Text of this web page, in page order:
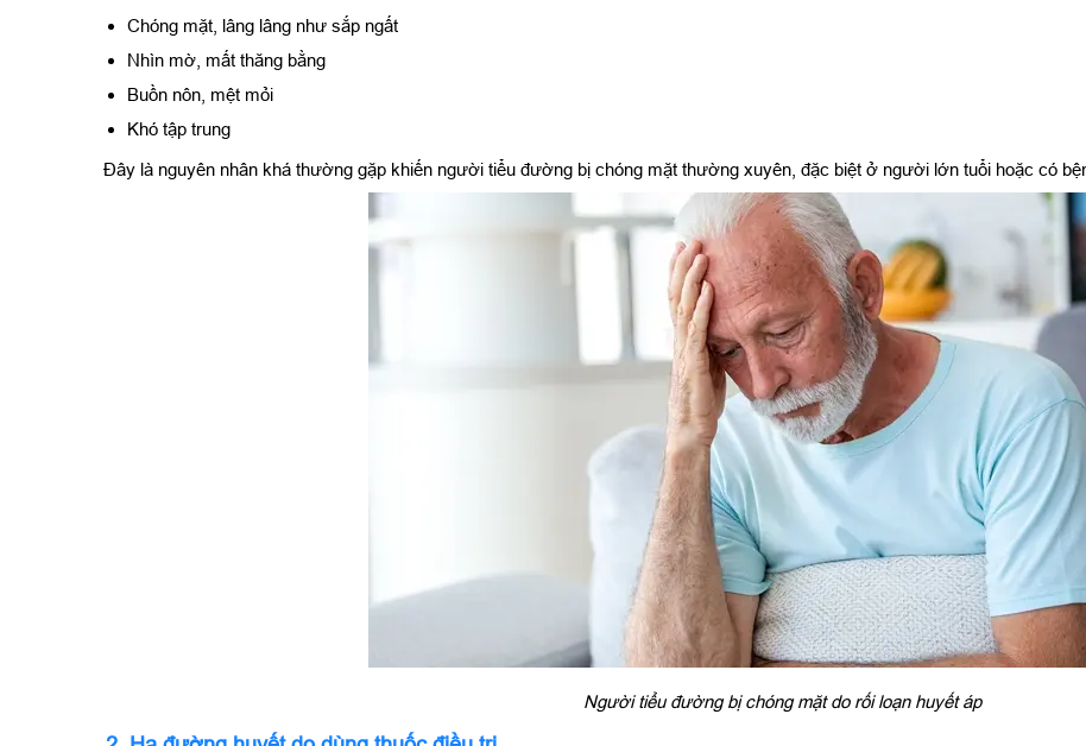
Chóng mặt, lâng lâng như sắp ngất
Nhìn mờ, mất thăng bằng
Buồn nôn, mệt mỏi
Khó tập trung
Đây là nguyên nhân khá thường gặp khiến người tiểu đường bị chóng mặt thường xuyên, đặc biệt ở người lớn tuổi hoặc có
Người tiểu đường bị chóng mặt do rối loạn huyết áp